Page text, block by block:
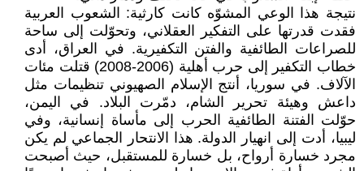
نتيجة هذا الوعي المشوّه كانت كارثية: الشعوب العربية
فقدت قدرتها على التفكير العقلاني، وتحوّلت إلى ساحة
للصراعات الطائفية والفتن التكفيرية. في العراق، أدى
خطاب التكفير إلى حرب أهلية (2006-2008) قتلت مئات
الآلاف. في سوريا، أنتج الإسلام الصهيوني تنظيمات مثل
داعش وهيئة تحرير الشام، دمّرت البلاد. في اليمن،
حوّلت الفتنة الطائفية الحرب إلى مأساة إنسانية، وفي
ليبيا، أدت إلى انهيار الدولة. هذا الانتحار الجماعي لم يكن
مجرد خسارة أرواح، بل خسارة للمستقبل، حيث أصبحت